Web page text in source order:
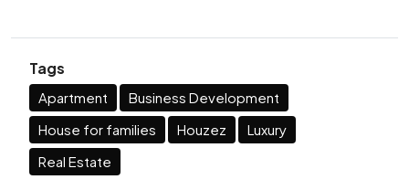
Tags
Apartment
Business Development
House for families
Houzez
Luxury
Real Estate